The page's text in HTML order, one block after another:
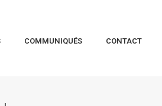
COMMUNIQUÉS CONTACT